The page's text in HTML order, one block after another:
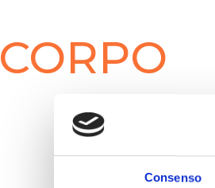
Consenso
CORPO